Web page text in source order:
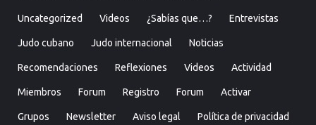
Uncategorized Videos ¿Sabías que…? Entrevistas
Judo cubano Judo internacional Noticias
Recomendaciones Reflexiones Videos Actividad
Miembros Forum Registro Forum Activar
Grupos Newsletter Aviso legal Política de privacidad